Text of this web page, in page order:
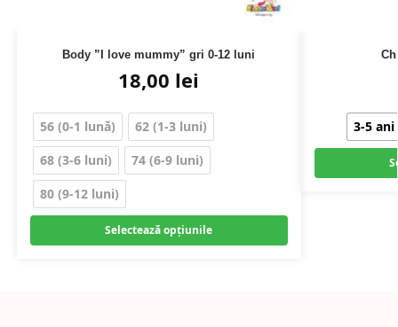
Body ”I love mummy” gri 0-12 luni
18,00 lei
56 (0-1 lună)
62 (1-3 luni)
68 (3-6 luni)
74 (6-9 luni)
80 (9-12 luni)
Selectează opțiunile
3-5 ani